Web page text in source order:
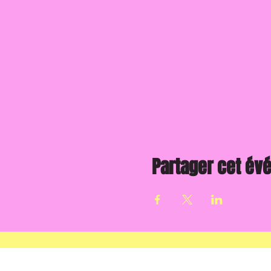
Partager cet